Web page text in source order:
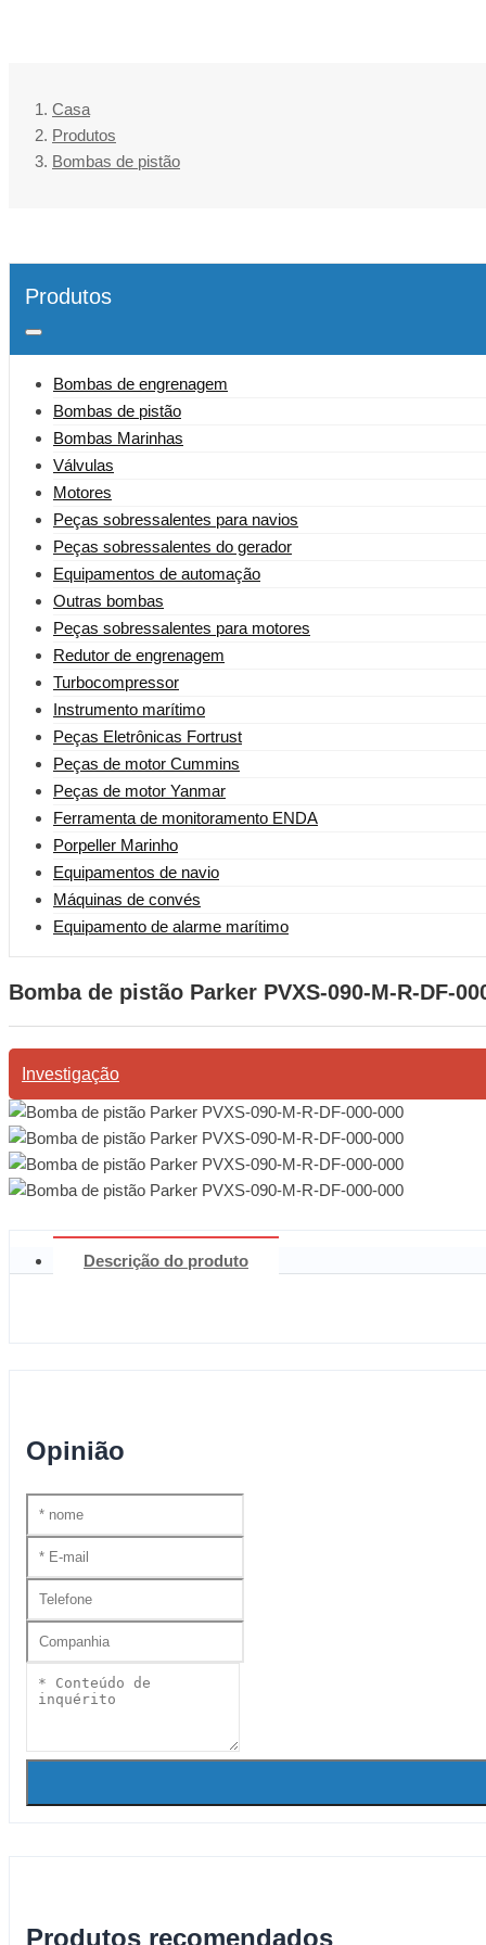
Casa
Produtos
Bombas de pistão
Produtos
Bombas de engrenagem
Bombas de pistão
Bombas Marinhas
Válvulas
Motores
Peças sobressalentes para navios
Peças sobressalentes do gerador
Equipamentos de automação
Outras bombas
Peças sobressalentes para motores
Redutor de engrenagem
Turbocompressor
Instrumento marítimo
Peças Eletrônicas Fortrust
Peças de motor Cummins
Peças de motor Yanmar
Ferramenta de monitoramento ENDA
Porpeller Marinho
Equipamentos de navio
Máquinas de convés
Equipamento de alarme marítimo
Bomba de pistão Parker PVXS-090-M-R-DF-
Investigação
Descrição do produto
Opinião
Produtos recomendados